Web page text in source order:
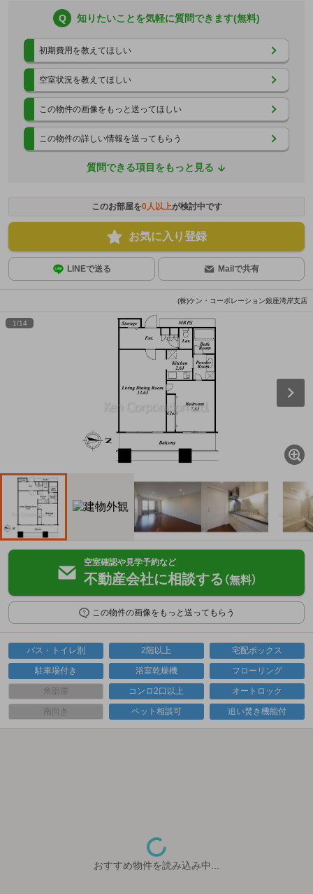
Q 知りたいことを気軽に質問できます(無料)
初期費用を教えてほしい
空室状況を教えてほしい
この物件の画像をもっと送ってほしい
この物件の詳しい情報を送ってもらう
質問できる項目をもっと見る
このお部屋を0人以上が検討中です
お気に入り登録
LINEで送る Mailで共有
(株)ケン・コーポレーション銀座湾岸支店
1/14
空室確認や見学予約など
不動産会社に相談する （無料）
この物件の画像をもっと送ってもらう
バス・トイレ別 2階以上 宅配ボックス
駐車場付き 浴室乾燥機 フローリング
角部屋 コンロ2口以上 オートロック
南向き ペット相談可 追い焚き機能付
おすすめ物件を読み込み中...